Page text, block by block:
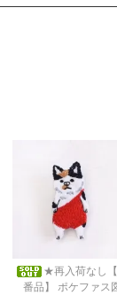
★再入荷なし
番品】 ポケファス